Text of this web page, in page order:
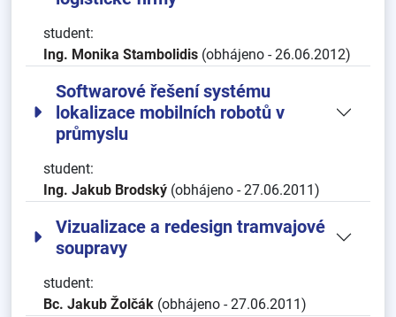
student:
Ing. Monika Stambolidis (obhájeno - 26.06.2012)
Softwarové řešení systému
lokalizace mobilních robotů v
průmyslu
student:
Ing. Jakub Brodský (obhájeno - 27.06.2011)
Vizualizace a redesign tramvajové
soupravy
student:
Bc. Jakub Žolčák (obhájeno - 27.06.2011)